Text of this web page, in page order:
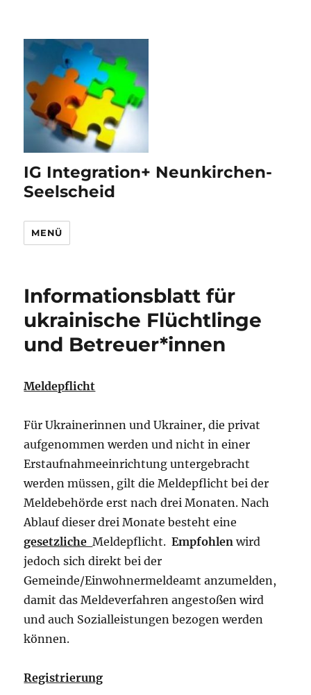
IG Integration+ Neunkirchen-
Seelscheid
MENÜ
Informationsblatt für
ukrainische Flüchtlinge
und Betreuer*innen
Meldepflicht
Für Ukrainerinnen und Ukrainer, die privat
aufgenommen werden und nicht in einer
Erstaufnahmeeinrichtung untergebracht
werden müssen, gilt die Meldepflicht bei der
Meldebehörde erst nach drei Monaten. Nach
Ablauf dieser drei Monate besteht eine
gesetzlicheMeldepflicht.Empfohlenwird
jedoch sich direkt bei der
Gemeinde/Einwohnermeldeamt anzumelden,
damit das Meldeverfahren angestoßen wird
und auch Sozialleistungen bezogen werden
können.
Registrierung